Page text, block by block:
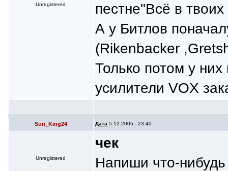
Unregistered
пестне"Всё в
А у Битлов
(Rikenbacker
Только потом у
усилители VOX
Sun_King24 Дата 5.12.2005 - 23:40
Unregistered
чек
Напиши что-